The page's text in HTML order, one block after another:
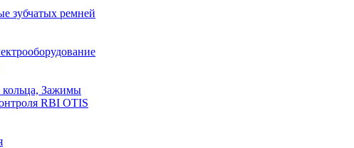
зубчатых ремней
Зажимы
RBI OTIS